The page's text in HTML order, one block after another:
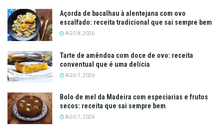
Açorda de bacalhau à alentejana com ovo
escalfado: receita tradicional que sai sempre bem
AGO 8, 2026
Tarte de amêndoa com doce de ovo: receita
conventual que é uma delícia
AGO 7, 2026
Bolo de mel da Madeira com especiarias e frutos
secos: receita que sai sempre bem
AGO 7, 2026